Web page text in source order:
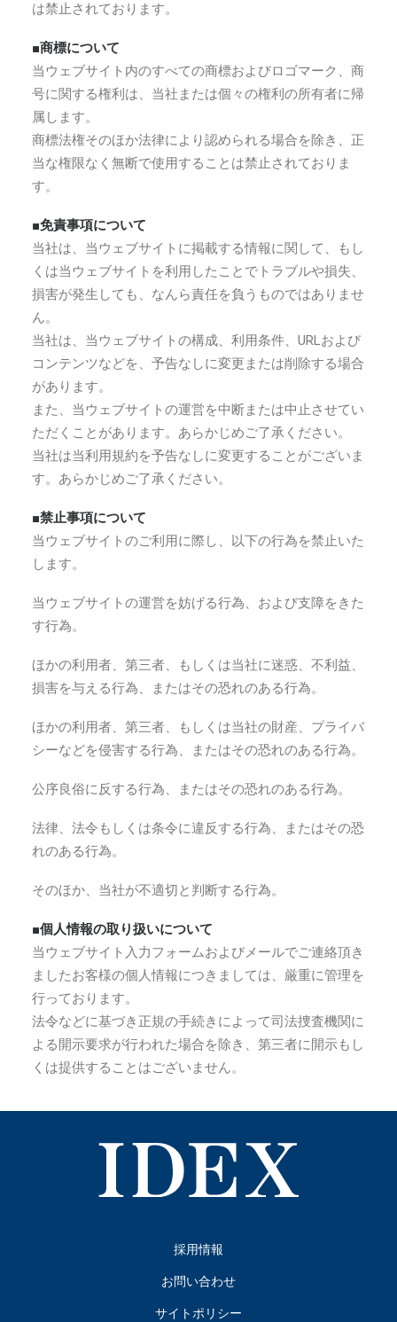
は禁止されております。
■商標について
当ウェブサイト内のすべての商標およびロゴマーク、商
号に関する権利は、当社または個々の権利の所有者に帰
属します。
商標法権そのほか法律により認められる場合を除き、正
当な権限なく無断で使用することは禁止されておりま
す。
■免責事項について
当社は、当ウェブサイトに掲載する情報に関して、もし
くは当ウェブサイトを利用したことでトラブルや損失、
損害が発生しても、なんら責任を負うものではありませ
ん。
当社は、当ウェブサイトの構成、利用条件、URLおよび
コンテンツなどを、予告なしに変更または削除する場合
があります。
また、当ウェブサイトの運営を中断または中止させてい
ただくことがあります。あらかじめご了承ください。
当社は当利用規約を予告なしに変更することがございま
す。あらかじめご了承ください。
■禁止事項について
当ウェブサイトのご利用に際し、以下の行為を禁止いた
します。
当ウェブサイトの運営を妨げる行為、および支障をきた
す行為。
ほかの利用者、第三者、もしくは当社に迷惑、不利益、
損害を与える行為、またはその恐れのある行為。
ほかの利用者、第三者、もしくは当社の財産、プライバ
シーなどを侵害する行為、またはその恐れのある行為。
公序良俗に反する行為、またはその恐れのある行為。
法律、法令もしくは条令に違反する行為、またはその恐
れのある行為。
そのほか、当社が不適切と判断する行為。
■個人情報の取り扱いについて
当ウェブサイト入力フォームおよびメールでご連絡頂き
ましたお客様の個人情報につきましては、厳重に管理を
行っております。
法令などに基づき正規の手続きによって司法捜査機関に
よる開示要求が行われた場合を除き、第三者に開示もし
くは提供することはございません。
採用情報
お問い合わせ
サイトポリシー